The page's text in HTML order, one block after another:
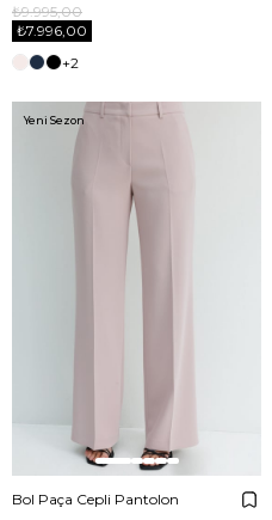
₺7.996,00
₺9.995,00
+2
Bol Paça Cepli Pantolon
Yeni Sezon